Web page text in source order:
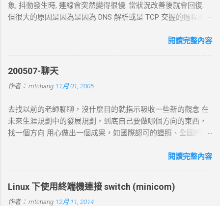
象, 抖動發生時, 連線會突然變得很慢. 當狀況改善後就會回復.
但很大的原因是因為是因為 DNS 解析或是 TCP 交握的過程產
以下幾個主要步驟： 1. DNS 查詢 目標 ：解析主機名 (如
進行查詢，獲取目標伺服器的 IP 地址。 結果 ：若查詢成功，
返回 IP 地址， curl 將繼續下一步。若查詢失敗， curl 則返回
DNS 錯誤並中止。 2. TCP 三向交握 (Three-Way Handshake) 目
核發送一個 SYN 封包，目標伺服器回應 SYN-ACK ，然後 curl
返回 ACK 完成三向交握，建立起 TCP 連線。 結果 ：若在 --
connect-timeout 設定時間內未完成三向交握，則連線失敗並返
HTTP 請求，根據 URL 設定不同的請求方法（如 GET 、 POST
）。 過程 ： curl 構建 HTTP 請求標頭並附加任何所需的數據
（如表單數據），然後通過已建立的 TCP 連線將請求發送到伺
服器。 結果 ：伺服器接收請求並準備回應，若過程中出現網路
閱讀完整內容
200507-聊天
作者： mtchang 11月 01, 2005
去找以前的老師聊聊，沒什麼目的就指示吸收一些新的觀念 在
未來生涯規劃中的發展規劃，到底自己要做哪個方向的東西，
找一個方向 用心做出一個成果，如國際認可的證照、全國的比
路。以目前技術而言要就做最大最廣，否則 就做最小最少，避
X-windows上程式的開發： http://www.wxwidgets.org/
http://tavi.debian.org.tw/index.php?page=wxWindows * 使用
Java在嵌入式系統上的開發 當然如果在學習過程中，有好的工
閱讀完整內容
Linux 下使用終端機連接 switch (minicom)
作者： mtchang 12月 11, 2014